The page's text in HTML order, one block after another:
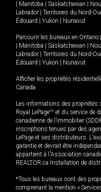
Manitoba Saskatchewan
Labrador
Territoires du Nord-
Édouard
Yukon Nunavut
Parcourir les bureaux en Ontario
Manitoba Saskatchewan
Labrador
Territoires du Nord-
Édouard
Yukon Nunavut
Afficher les propriétés
Canada
Les informations des
Royal LePageMD et du service de
canadienne de l’immobilier
inscriptions tenues par des
LePage et ses distributeurs.
garantie et devrait être
appartient à l'Association
REALTOR.ca Installation de
*Tous les bureaux sont des
comprenant la mention «